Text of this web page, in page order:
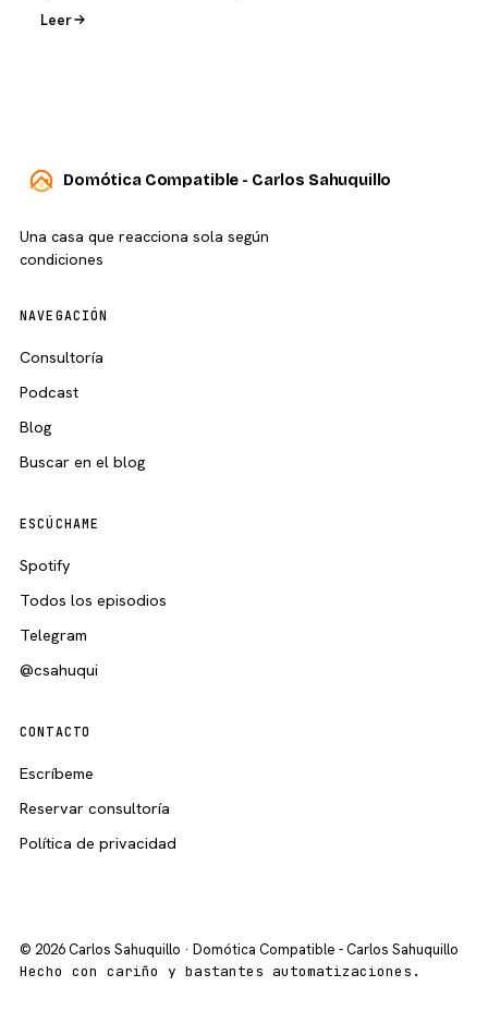
Leer
Domótica Compatible - Carlos Sahuquillo
Una casa que reacciona sola según
condiciones
NAVEGACIÓN
Consultoría
Podcast
Blog
Buscar en el blog
ESCÚCHAME
Spotify
Todos los episodios
Telegram
@csahuqui
CONTACTO
Escríbeme
Reservar consultoría
Política de privacidad
© 2026 Carlos Sahuquillo · Domótica Compatible - Carlos Sahuquillo
Hecho con cariño y bastantes automatizaciones.